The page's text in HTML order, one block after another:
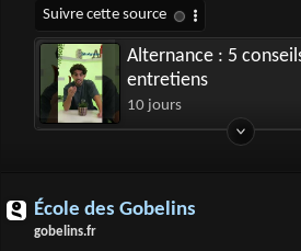
Alternance : 5
entretiens
10 jours
École des Gobelins
gobelins.fr